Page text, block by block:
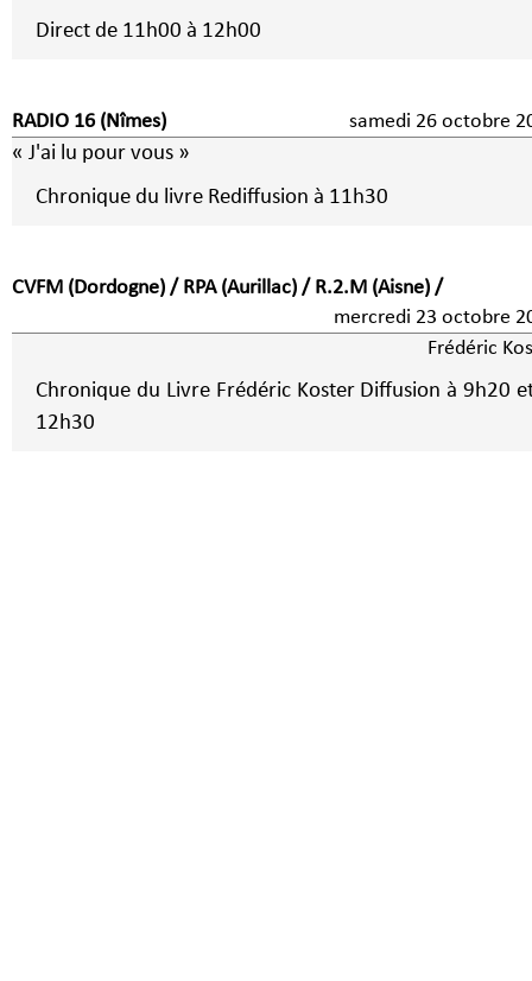
Direct de 11h00 à 12h00
RADIO 16 (Nîmes) samedi 26 octobre
« J'ai lu pour vous »
Chronique du livre Rediffusion à 11h30
CVFM (Dordogne) / RPA (Aurillac) / R.2.M (Aisne) /
mercredi 23 octobre
Frédéric
Chronique du Livre Frédéric Koster Diffusion à 9h20
12h30